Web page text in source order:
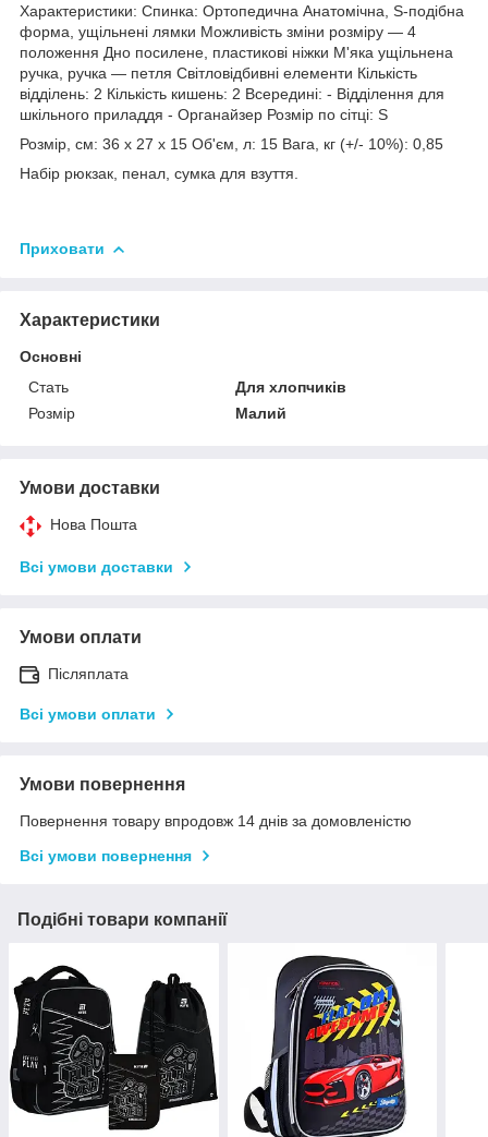
Характеристики: Спинка: Ортопедична Анатомічна, S-подібна
форма, ущільнені лямки Можливість зміни розміру — 4
положення Дно посилене, пластикові ніжки М'яка ущільнена
ручка, ручка — петля Світловідбивні елементи Кількість
відділень: 2 Кількість кишень: 2 Всередині: - Відділення для
шкільного приладдя - Органайзер Розмір по сітці: S
Розмір, см: 36 х 27 х 15 Об'єм, л: 15 Вага, кг (+/- 10%): 0,85
Набір рюкзак, пенал, сумка для взуття.
Приховати
Характеристики
Основні
Стать
Для хлопчиків
Розмір
Малий
Умови доставки
Нова Пошта
Всі умови доставки
Умови оплати
Післяплата
Всі умови оплати
Умови повернення
Повернення товару впродовж 14 днів за домовленістю
Всі умови повернення
Подібні товари компанії